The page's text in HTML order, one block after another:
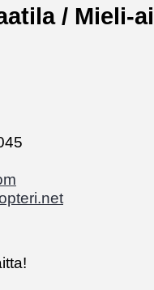
/ Mieli-